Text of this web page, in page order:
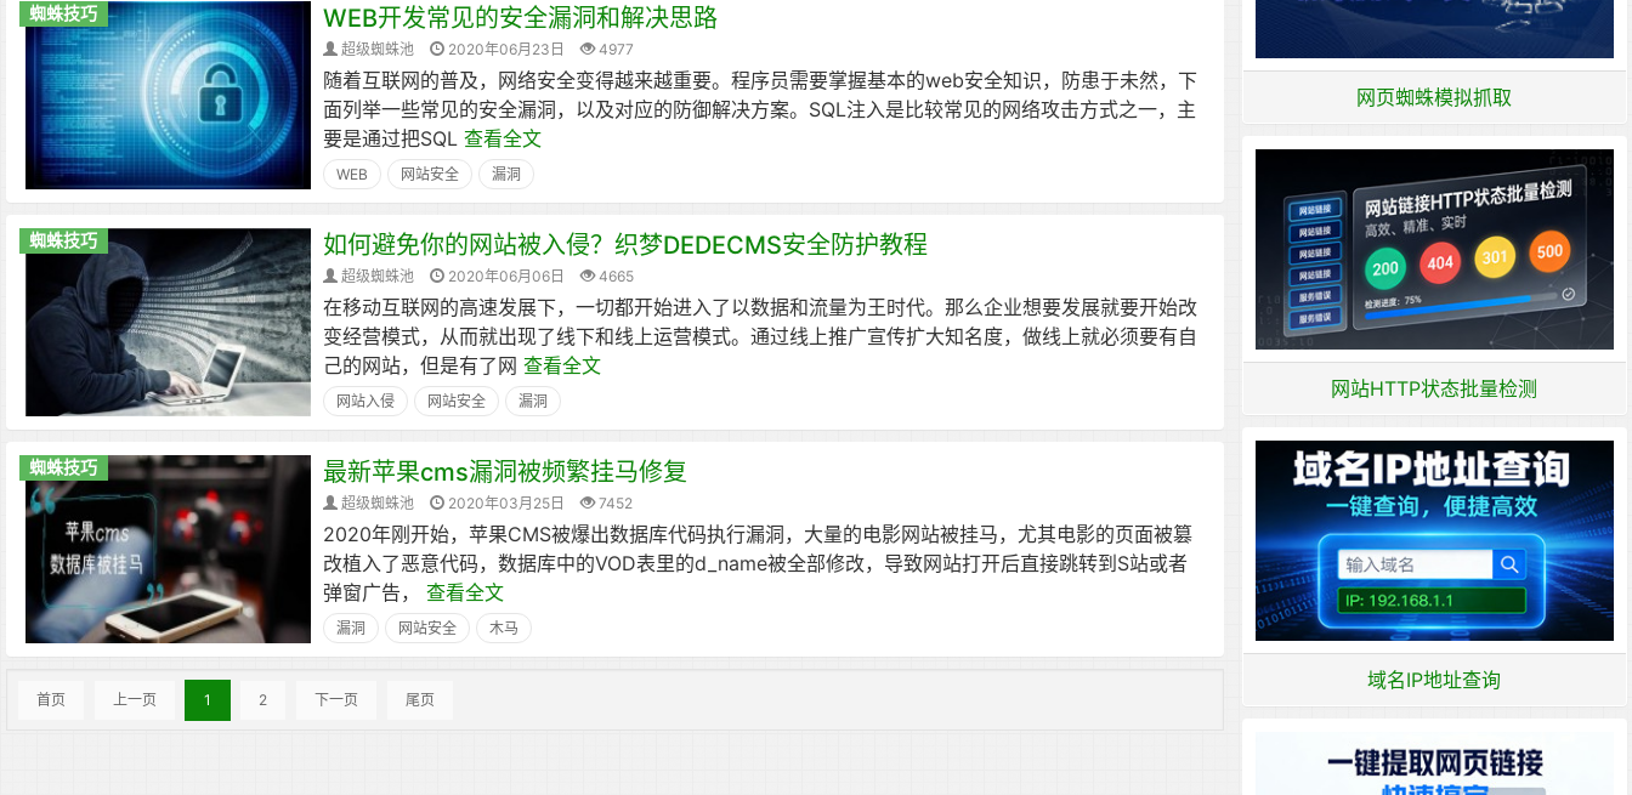
蜘蛛技巧 WEB开发常见的安全漏洞和解决思路
超级蜘蛛池 2020年06月23日 4977
随着互联网的普及，网络安全变得越来越重要。程序员需要掌握基本的web安全知识，防患于未然，下
面列举一些常见的安全漏洞，以及对应的防御解决方案。SQL注入是比较常见的网络攻击方式之一，主
要是通过把SQL查看全文
WEB 网站安全 漏洞
蜘蛛技巧 如何避免你的网站被入侵？织梦DEDECMS安全防护教程
超级蜘蛛池 2020年06月06日 4665
在移动互联网的高速发展下，一切都开始进入了以数据和流量为王时代。那么企业想要发展就要开始改
变经营模式，从而就出现了线下和线上运营模式。通过线上推广宣传扩大知名度，做线上就必须要有自
己的网站，但是有了网查看全文
网站入侵 网站安全 漏洞
蜘蛛技巧 最新苹果cms漏洞被频繁挂马修复
超级蜘蛛池 2020年03月25日 7452
2020年刚开始，苹果CMS被爆出数据库代码执行漏洞，大量的电影网站被挂马，尤其电影的页面被篡
改植入了恶意代码，数据库中的VOD表里的d_name被全部修改，导致网站打开后直接跳转到S站或者
弹窗广告，查看全文
漏洞 网站安全 木马
首页 上一页 1 2 下一页 尾页
网页蜘蛛模拟抓取
网站HTTP状态批量检测
域名IP地址查询